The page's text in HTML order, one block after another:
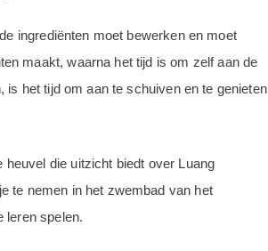
ingrediënten moet bewerken en moet
maakt, waarna het tijd is om zelf aan de
is het tijd om aan te schuiven en te genieten
die uitzicht biedt over Luang
te nemen in het zwembad van het
leren spelen.